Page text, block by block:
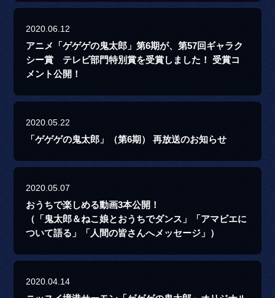
2020.06.12
アニメ「ゲゲゲの鬼太郎」第6期が、第57回ギャラク
シー賞 テレビ部門特別賞を受賞しました！ 受賞コ
メント公開！
2020.05.22
「ゲゲゲの鬼太郎」（第6期） 再放送のお知らせ
2020.05.07
おうちで楽しめる動画3本公開！
（「鬼太郎＆ねこ娘とおうちでダンス」「アマビエに
ついて語る」「人間の皆さんへメッセージ」）
2020.04.14